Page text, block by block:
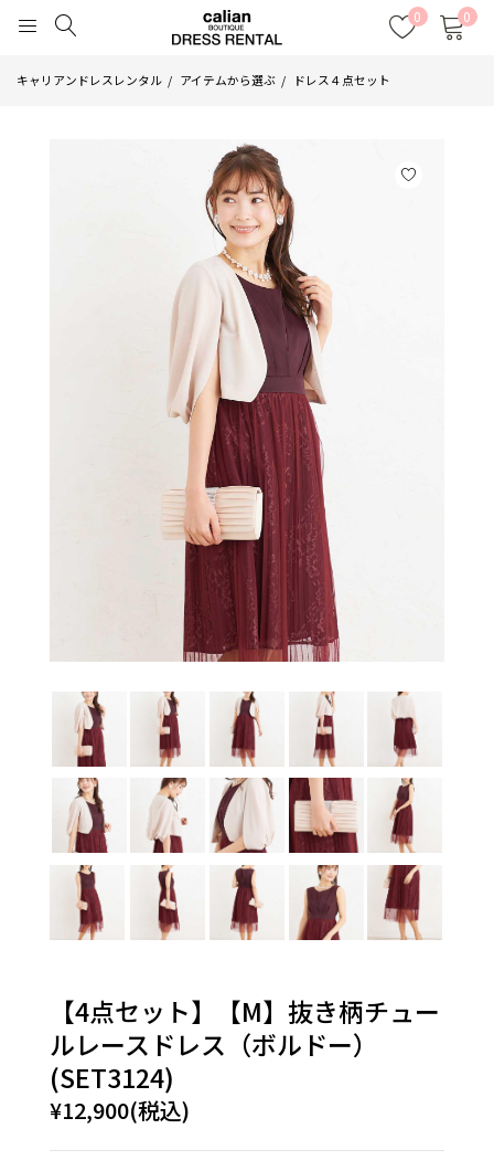
0 0
キャリアンドレスレンタル アイテムから選ぶ ドレス４点セット
【4点セット】【M】抜き柄チュー
ルレースドレス（ボルドー）
(SET3124)
¥12,900(税込)